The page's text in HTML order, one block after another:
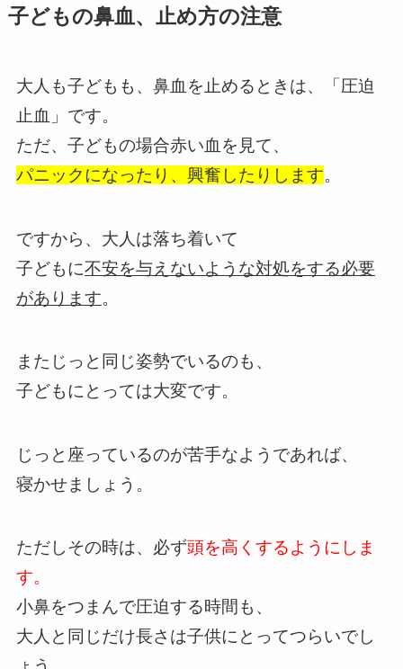
子どもの鼻血、止め方の注意
大人も子どもも、鼻血を止めるときは、「圧迫
止血」です。
ただ、子どもの場合赤い血を見て、
パニックになったり、興奮したりします。
ですから、大人は落ち着いて
子どもに不安を与えないような対処をする必要
があります。
またじっと同じ姿勢でいるのも、
子どもにとっては大変です。
じっと座っているのが苦手なようであれば、
寝かせましょう。
ただしその時は、必ず頭を高くするようにしま
す。
小鼻をつまんで圧迫する時間も、
大人と同じだけ長さは子供にとってつらいでし